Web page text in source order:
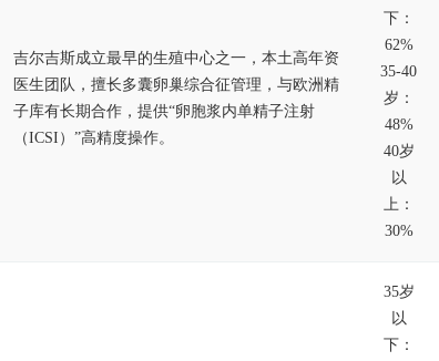
吉尔吉斯成立最早的生殖中心之一，本土高年资
医生团队，擅长多囊卵巢综合征管理，与欧洲精
子库有长期合作，提供“卵胞浆内单精子注射
（ICSI）”高精度操作。
下：
62%
35-40
岁：
48%
40岁
以
上：
30%
35岁
以
下：